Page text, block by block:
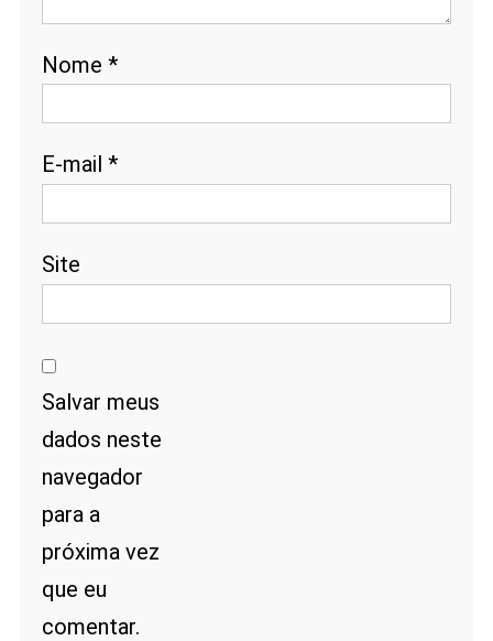
Nome *
E-mail *
Site
Salvar meus
dados neste
navegador
para a
próxima vez
que eu
comentar.